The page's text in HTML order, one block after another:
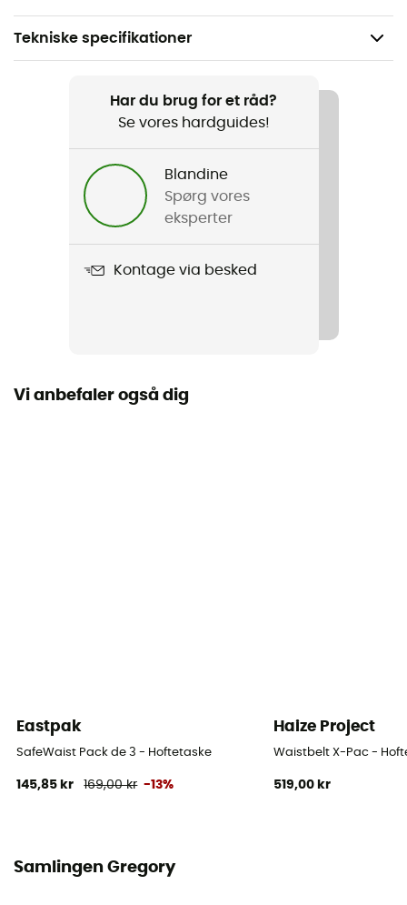
Tekniske specifikationer
Vandreture / Rejse
Herre / Dame
Har du brug for et råd?
Se vores hardguides!
Blandine
Spørg vores
eksperter
Kontage via besked
Vi anbefaler også dig
Eastpak
SafeWaist Pack de 3 - Hoftetaske
145,85 kr 169,00 kr -13%
Haize Project
Waistbelt X-Pac -
519,00 kr
Samlingen Gregory